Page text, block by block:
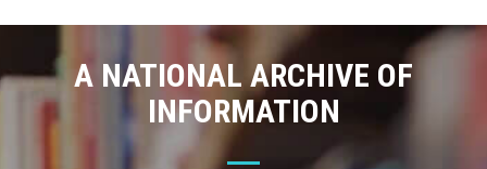
A NATIONAL ARCHIVE OF
INFORMATION